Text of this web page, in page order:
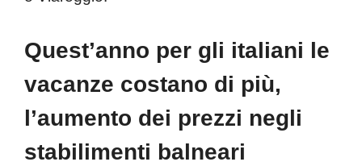
Quest’anno per gli italiani le
vacanze costano di più,
l’aumento dei prezzi negli
stabilimenti balneari